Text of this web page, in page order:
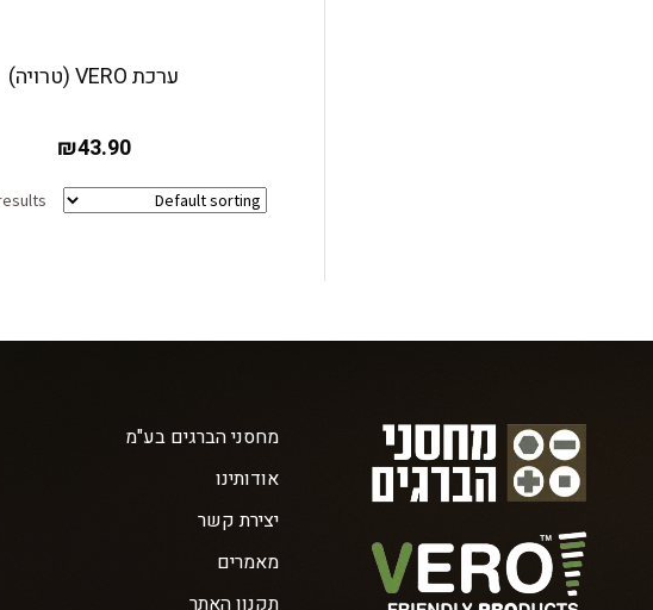
ערכת VERO (טרויה)
₪43.90
מחסני הברגים בע"מ
אודותינו
יצירת קשר
מאמרים
תקנון האתר